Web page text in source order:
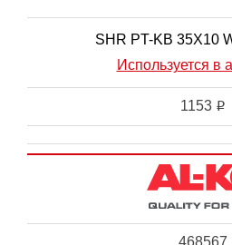
SHR PT-KB 35X10
Используется в
1153 i